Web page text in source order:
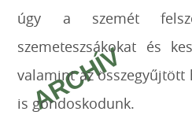
úgy a szemét
szemeteszsákokat és
valamint az
is gondoskodunk.